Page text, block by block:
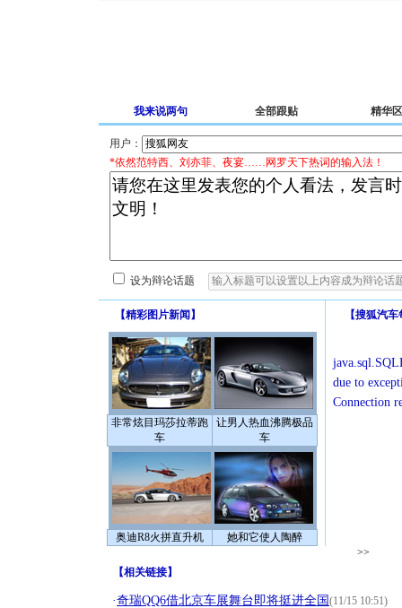
我来说两句 全部跟贴 精华区
用户：
*依然范特西、刘亦菲、夜宴……网罗天下热词的输入法！
设为辩论话题
【精彩图片新闻 】
非常炫目玛莎拉蒂跑
车
让男人热血沸腾极品
车
奥迪R8火拼直升机 她和它使人陶醉
【搜狐汽车
due to
Connection
>>
【相关链接】
·奇瑞QQ6借北京车展舞台即将挺进全国 (11/15 10:51)